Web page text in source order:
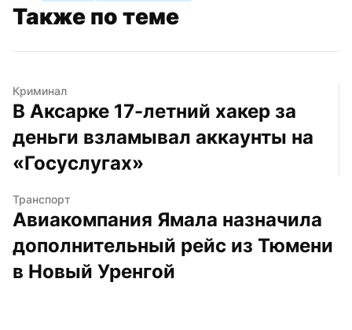
Также по теме
Криминал
В Аксарке 17-летний хакер за
деньги взламывал аккаунты на
«Госуслугах»
Транспорт
Авиакомпания Ямала назначила
дополнительный рейс из Тюмени
в Новый Уренгой